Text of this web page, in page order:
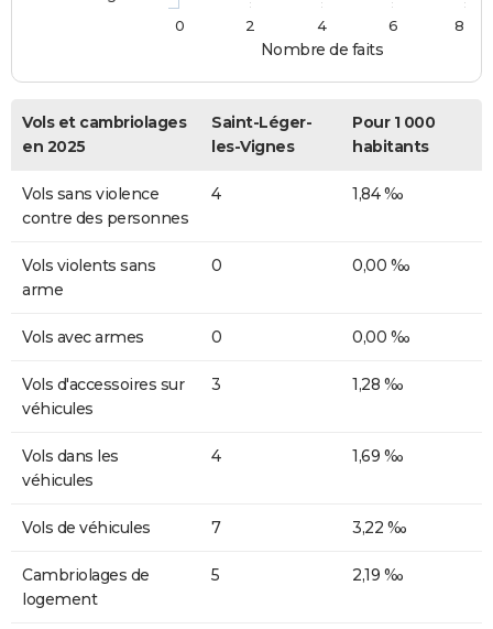
Nombre de faits
0
2 4 6 8
Vols et cambriolages
en 2025
Saint-Léger-
les-Vignes
Pour 1 000
habitants
Vols sans violence
contre des personnes
4 1,84 ‰
Vols violents sans
arme
0 0,00 ‰
Vols avec armes 0 0,00 ‰
Vols d'accessoires sur
véhicules
3 1,28 ‰
Vols dans les
véhicules
4 1,69 ‰
Vols de véhicules 7 3,22 ‰
Cambriolages de
logement
5 2,19 ‰